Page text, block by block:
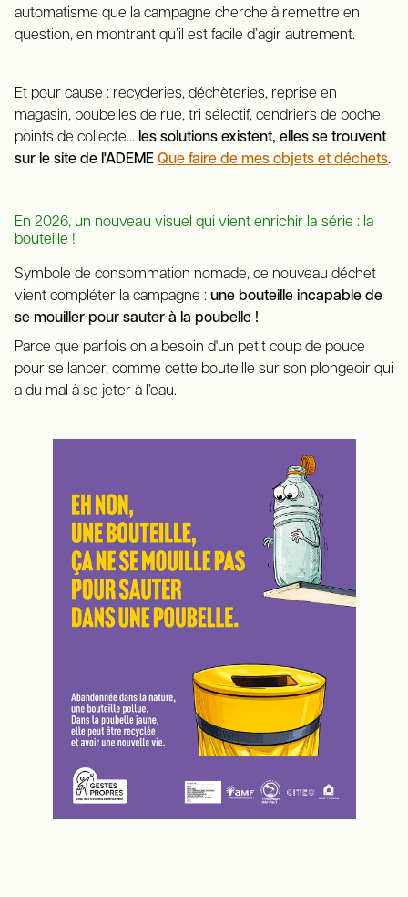
automatisme que la campagne cherche à remettre en
question, en montrant qu’il est facile d’agir autrement.
Et pour cause : recycleries, déchèteries, reprise en
magasin, poubelles de rue, tri sélectif, cendriers de poche,
points de collecte… les solutions existent, elles se trouvent
sur le site de l'ADEME Que faire de mes objets et déchets.
En 2026, un nouveau visuel qui vient enrichir la série : la
bouteille !
Symbole de consommation nomade, ce nouveau déchet
vient compléter la campagne : une bouteille incapable de
se mouiller pour sauter à la poubelle !
Parce que parfois on a besoin d'un petit coup de pouce
pour se lancer, comme cette bouteille sur son plongeoir qui
a du mal à se jeter à l’eau.